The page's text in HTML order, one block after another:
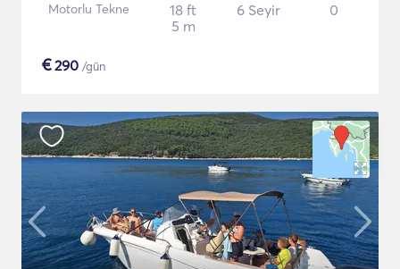
Motorlu Tekne
18 ft
5 m
6 Seyir 0
€290 /gün